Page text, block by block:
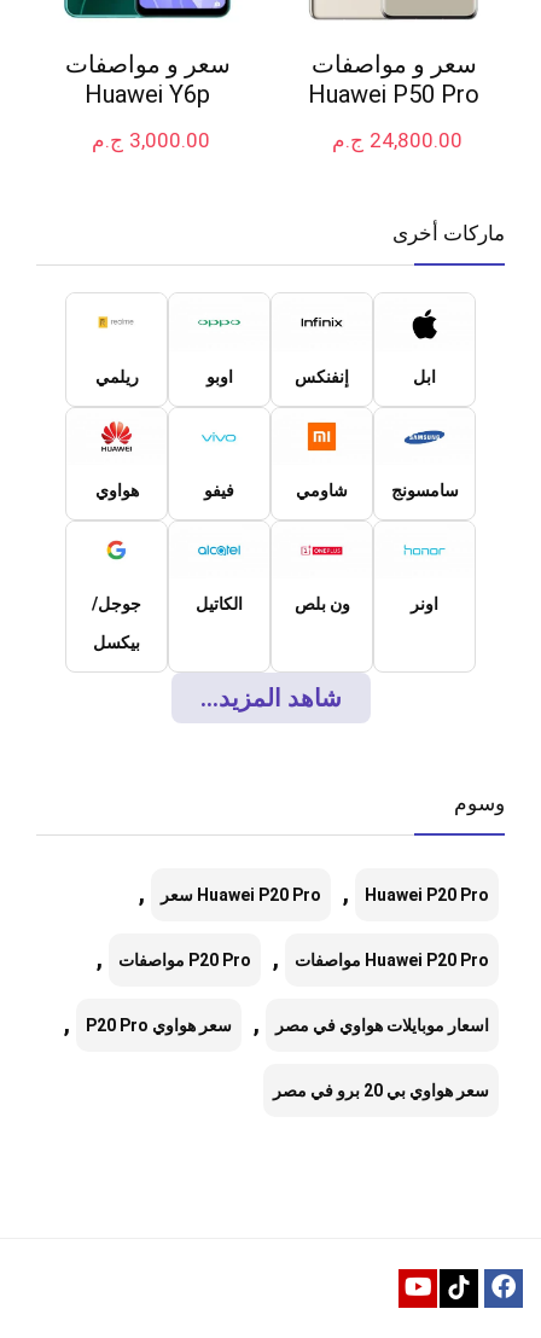
سعر و مواصفات
Huawei P50 Pro
ج.م 24,800.00
سعر و مواصفات
Huawei Y6p
ج.م 3,000.00
ماركات أخرى
ابل إنفنكس اوبو ريلمي
سامسونج شاومي فيفو هواوي
اونر ون بلص الكاتيل
جوجل/
بيكسل
شاهد المزيد...
وسوم
Huawei P20 Pro
, Huawei P20 Pro سعر ,
Huawei P20 Pro مواصفات , P20 Pro مواصفات ,
اسعار موبايلات هواوي في مصر , سعر هواوي P20 Pro ,
سعر هواوي بي 20 برو في مصر